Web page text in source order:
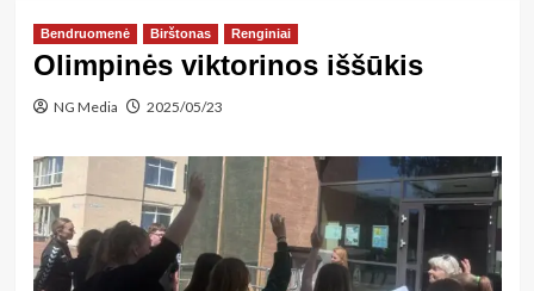
Bendruomenė Birštonas Renginiai
Olimpinės viktorinos iššūkis
NG Media 2025/05/23